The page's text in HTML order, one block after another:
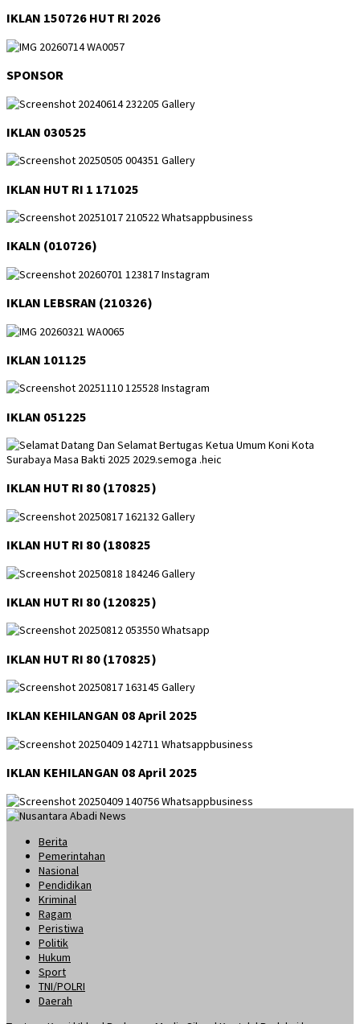
IKLAN 150726 HUT RI 2026
SPONSOR
IKLAN 030525
IKLAN HUT RI 1 171025
IKALN (010726)
IKLAN LEBSRAN (210326)
IKLAN 101125
IKLAN 051225
IKLAN HUT RI 80 (170825)
IKLAN HUT RI 80 (180825
IKLAN HUT RI 80 (120825)
IKLAN HUT RI 80 (170825)
IKLAN KEHILANGAN 08 April 2025
IKLAN KEHILANGAN 08 April 2025
Berita
Pemerintahan
Nasional
Pendidikan
Kriminal
Ragam
Peristiwa
Politik
Hukum
Sport
TNI/POLRI
Daerah